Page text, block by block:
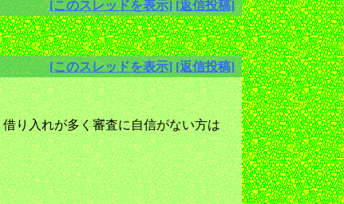
[このスレッドを表示] [返信投稿]
[このスレッドを表示] [返信投稿]
り入れが多く審査に自信がない方は